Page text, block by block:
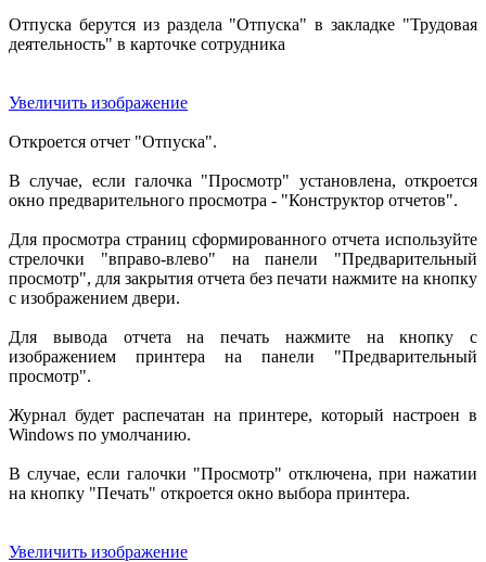
Отпуска берутся из раздела "Отпуска" в закладке "Трудовая
деятельность" в карточке сотрудника
Увеличить изображение
Откроется отчет "Отпуска".
В случае, если галочка "Просмотр" установлена, откроется
окно предварительного просмотра - "Конструктор отчетов".
Для просмотра страниц сформированного отчета используйте
стрелочки "вправо-влево" на панели "Предварительный
просмотр", для закрытия отчета без печати нажмите на кнопку
с изображением двери.
Для вывода отчета на печать нажмите на кнопку с
изображением принтера на панели "Предварительный
просмотр".
Журнал будет распечатан на принтере, который настроен в
Windows по умолчанию.
В случае, если галочки "Просмотр" отключена, при нажатии
на кнопку "Печать" откроется окно выбора принтера.
Увеличить изображение